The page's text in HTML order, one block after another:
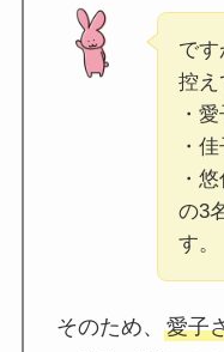
で
控え
・
・
・
の3
す。
そのため、 愛子